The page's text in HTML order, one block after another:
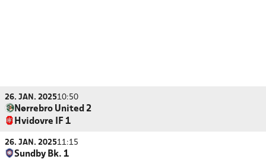
26. JAN. 202510:50
Nørrebro United 2
Hvidovre IF 1
26. JAN. 202511:15
Sundby Bk. 1